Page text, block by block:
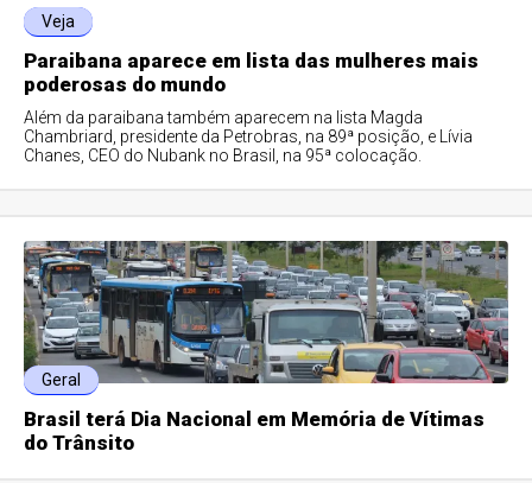
Veja
Paraibana aparece em lista das mulheres mais
poderosas do mundo
Além da paraibana também aparecem na lista Magda
Chambriard, presidente da Petrobras, na 89ª posição, e Lívia
Chanes, CEO do Nubank no Brasil, na 95ª colocação.
Geral
Brasil terá Dia Nacional em Memória de Vítimas
do Trânsito